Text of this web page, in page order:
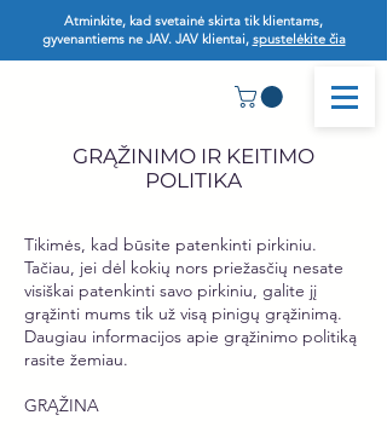
Atminkite, kad svetainė skirta tik klientams,
gyvenantiems ne JAV. JAV klientai, spustelėkite čia
GRĄŽINIMO IR KEITIMO
POLITIKA
Tikimės, kad būsite patenkinti pirkiniu.
Tačiau, jei dėl kokių nors priežasčių nesate
visiškai patenkinti savo pirkiniu, galite jį
grąžinti mums tik už visą pinigų grąžinimą.
Daugiau informacijos apie grąžinimo politiką
rasite žemiau.
GRĄŽINA